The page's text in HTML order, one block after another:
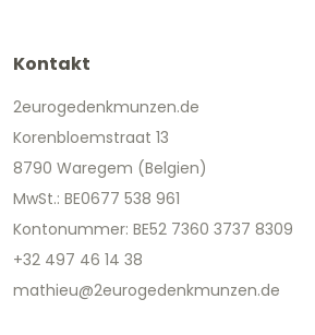
Kontakt
2eurogedenkmunzen.de
Korenbloemstraat 13
8790 Waregem (Belgien)
MwSt.: BE0677 538 961
Kontonummer: BE52 7360 3737 8309
+32 497 46 14 38
mathieu@2eurogedenkmunzen.de